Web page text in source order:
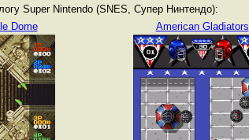
Super Nintendo (SNES, Супер Нинтендо):
Dome
American Gladiators